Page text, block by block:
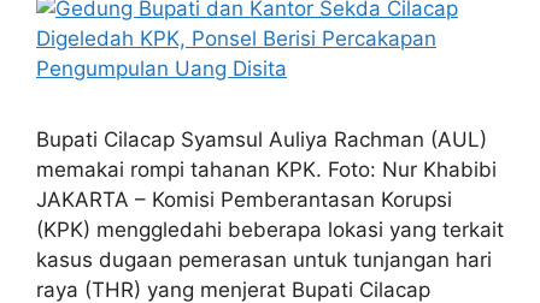
Bupati Cilacap Syamsul Auliya Rachman (AUL)
memakai rompi tahanan KPK. Foto: Nur Khabibi
JAKARTA – Komisi Pemberantasan Korupsi
(KPK) menggledahi beberapa lokasi yang terkait
kasus dugaan pemerasan untuk tunjangan hari
raya (THR) yang menjerat Bupati Cilacap